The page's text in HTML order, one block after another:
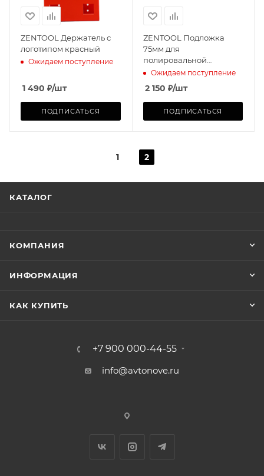
ZENTOOL Держатель с
логотипом красный
Ожидаем поступление
1 490 ₽/шт
ПОДПИСАТЬСЯ
ZENTOOL Подложка
75мм для
полировальной
машинки ZEN-12EM2
Ожидаем поступление
2 150 ₽/шт
ПОДПИСАТЬСЯ
1 2
КАТАЛОГ
КОМПАНИЯ
ИНФОРМАЦИЯ
КАК КУПИТЬ
+7 900 000-44-55
info@avtonove.ru